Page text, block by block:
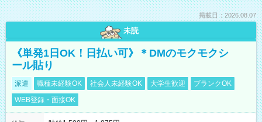
掲載日：2026.08.07
未読
《単発1日OK！日払い可》＊DMのモクモクシ
ール貼り
派遣 職種未経験OK 社会人未経験OK 大学生歓迎
ブランクOK
WEB登録・面接OK